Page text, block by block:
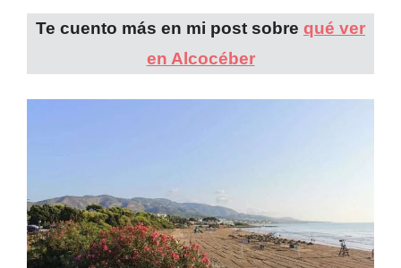
Te cuento más en mi post sobre qué ver
en Alcocéber